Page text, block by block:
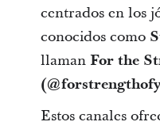
centrados en los
conocidos como
llaman For the
Estos canales